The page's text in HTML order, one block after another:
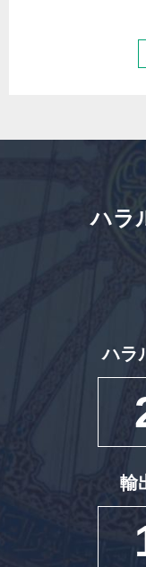
ハラ
ハラ
輸